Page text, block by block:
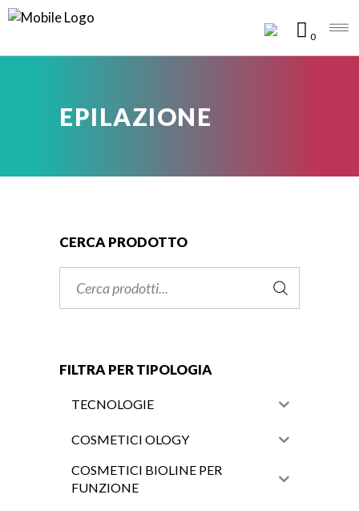
0
EPILAZIONE
CERCA PRODOTTO
FILTRA PER TIPOLOGIA
TECNOLOGIE
COSMETICI OLOGY
COSMETICI BIOLINE PER
FUNZIONE